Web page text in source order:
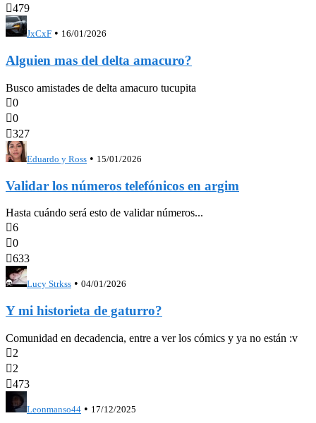
479
JxCxF • 16/01/2026
Alguien mas del delta amacuro?
Busco amistades de delta amacuro tucupita
0
0
327
Eduardo y Ross • 15/01/2026
Validar los números telefónicos en argim
Hasta cuándo será esto de validar números...
6
0
633
Lucy Strkss • 04/01/2026
Y mi historieta de gaturro?
Comunidad en decadencia, entre a ver los cómics y ya no están :v
2
2
473
Leonmanso44 • 17/12/2025